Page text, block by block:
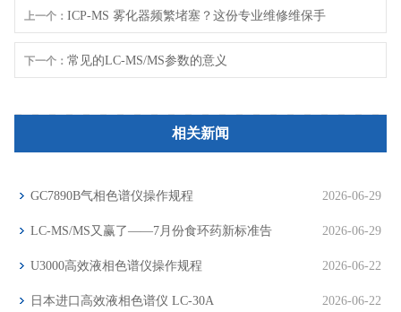
上一个： ICP-MS 雾化器频繁堵塞？这份专业维修维保手
册请收好（2026版）
下一个： 常见的LC-MS/MS参数的意义
相关新闻
GC7890B气相色谱仪操作规程 2026-06-29
LC-MS/MS又赢了——7月份食环药新标准告
诉你分析仪器市场下一步往哪走
2026-06-29
U3000高效液相色谱仪操作规程 2026-06-22
日本进口高效液相色谱仪 LC-30A 2026-06-22